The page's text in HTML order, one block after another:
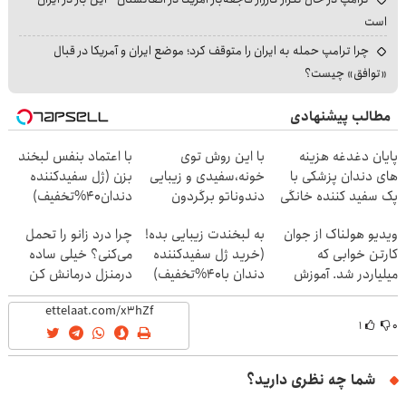
است
چرا ترامپ حمله به ایران را متوقف کرد؛ موضع ایران و آمریکا در قبال
«توافق» چیست؟
مطالب پیشنهادی
پایان دغدغه هزینه
های دندان پزشکی با
پک سفید کننده خانگی
با این روش توی
خونه،سفیدی و زیبایی
دندوناتو برگردون
با اعتماد بنفس لبخند
بزن (ژل سفیدکننده
دندان40%تخفیف)
ویدیو هولناک از جوان
کارتن خوابی که
میلیاردر شد. آموزش
رایگان
به لبخندت زیبایی بده!
(خرید ژل سفیدکننده
دندان با40%تخفیف)
چرا درد زانو را تحمل
می‌کنی؟ خیلی ساده
درمنزل درمانش کن
۰ ۱
شما چه نظری دارید؟